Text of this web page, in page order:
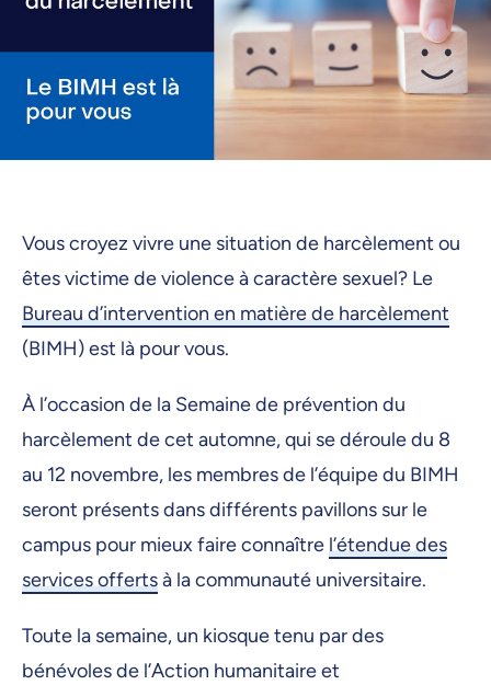
Vous croyez vivre une situation de harcèlement ou
êtes victime de violence à caractère sexuel? Le
Bureau d’intervention en matière de harcèlement
(BIMH) est là pour vous.
À l’occasion de la Semaine de prévention du
harcèlement de cet automne, qui se déroule du 8
au 12 novembre, les membres de l’équipe du BIMH
seront présents dans différents pavillons sur le
campus pour mieux faire connaître l’étendue des
services offertsà la communauté universitaire.
Toute la semaine, un kiosque tenu par des
bénévoles de l’Action humanitaire et